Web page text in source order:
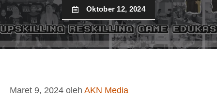
Oktober 12, 2024
Maret 9, 2024 oleh AKN Media